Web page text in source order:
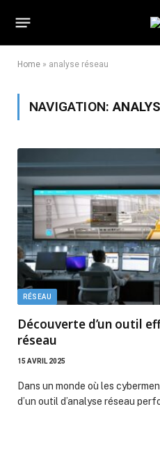
Home » analyse réseau
NAVIGATION:
RÉSEAU
Découverte d’un outil
réseau
15 AVRIL 2025
Dans un monde où les
d’un outil d’analyse réseau